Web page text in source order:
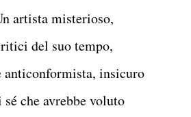
artista misterioso,
del suo tempo,
anticonformista, insicuro
che avrebbe voluto